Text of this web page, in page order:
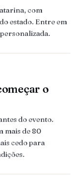
com
estado. Entre em
o
do evento.
mais de 80
cedo para